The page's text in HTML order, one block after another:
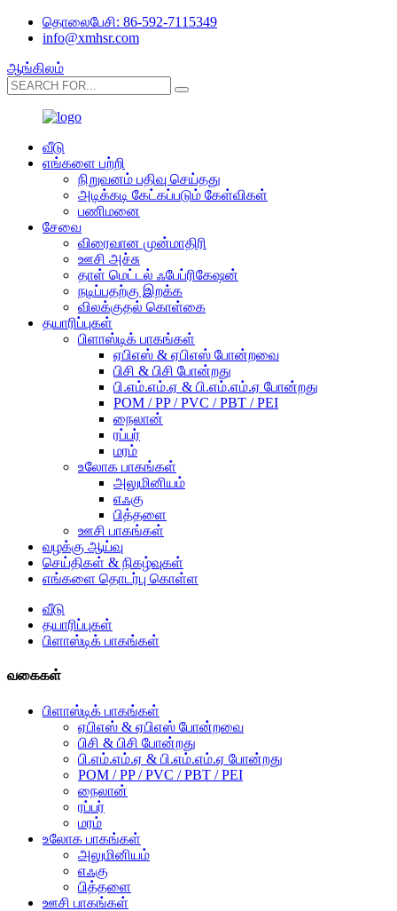
தொலைபேசி: 86-592-7115349
info@xmhsr.com
ஆங்கிலம்
வீடு
எங்களை பற்றி
நிறுவனம் பதிவு செய்தது
அடிக்கடி கேட்கப்படும் கேள்விகள்
பணிமனை
சேவை
விரைவான முன்மாதிரி
ஊசி அச்சு
தாள் மெட்டல் ஃபேப்ரிகேஷன்
நடிப்பதற்கு இறக்க
விலக்குதல் கொள்கை
தயாரிப்புகள்
பிளாஸ்டிக் பாகங்கள்
ஏபிஎஸ் & ஏபிஎஸ் போன்றவை
பிசி & பிசி போன்றது
பி.எம்.எம்.ஏ & பி.எம்.எம்.ஏ போன்றது
POM / PP / PVC / PBT / PEI
நைலான்
ரப்பர்
மரம்
உலோக பாகங்கள்
அலுமினியம்
எஃகு
பித்தளை
ஊசி பாகங்கள்
வழக்கு ஆய்வு
செய்திகள் & நிகழ்வுகள்
எங்களை தொடர்பு கொள்ள
வீடு
தயாரிப்புகள்
பிளாஸ்டிக் பாகங்கள்
வகைகள்
பிளாஸ்டிக் பாகங்கள்
ஏபிஎஸ் & ஏபிஎஸ் போன்றவை
பிசி & பிசி போன்றது
பி.எம்.எம்.ஏ & பி.எம்.எம்.ஏ போன்றது
POM / PP / PVC / PBT / PEI
நைலான்
ரப்பர்
மரம்
உலோக பாகங்கள்
அலுமினியம்
எஃகு
பித்தளை
ஊசி பாகங்கள்